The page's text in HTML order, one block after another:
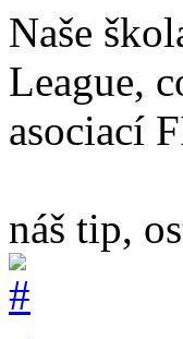
Naše
League,
asociací
náš tip,